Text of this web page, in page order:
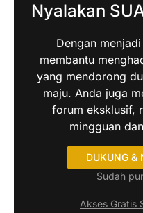
Nyalakan
Dengan
membantu
yang mendorong
maju. Anda juga
forum eksklusif,
mingguan
DUKUNG &
Sudah
Akses Gratis